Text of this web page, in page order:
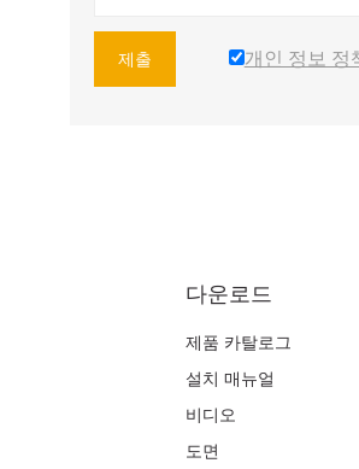
제출 개인 정보 정
다운로드
제품 카탈로그
설치 매뉴얼
비디오
도면